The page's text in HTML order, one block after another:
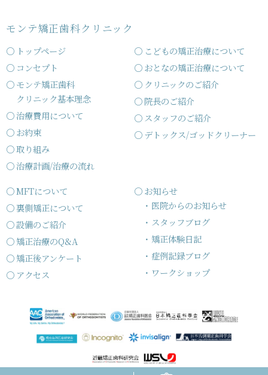
モンテ矯正歯科クリニック
トップページ
コンセプト
モンテ矯正歯科
クリニック基本理念
治療費用について
お約束
取り組み
治療計画/治療の流れ
こどもの矯正治療について
おとなの矯正治療について
クリニックのご紹介
院長のご紹介
スタッフのご紹介
デトックス/ゴッドクリーナー
MFTについて
裏側矯正について
設備のご紹介
矯正治療のQ&A
矯正後アンケート
アクセス
お知らせ
医院からのお知らせ
スタッフブログ
矯正体験日記
症例記録ブログ
ワークショップ